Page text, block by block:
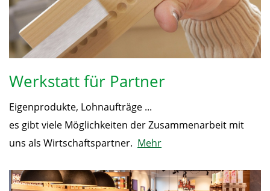
Werkstatt für Partner
Eigenprodukte, Lohnaufträge ...
es gibt viele Möglichkeiten der Zusammenarbeit mit
uns als Wirtschaftspartner. Mehr